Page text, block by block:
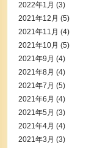
2022年1月 (3)
2021年12月 (5)
2021年11月 (4)
2021年10月 (5)
2021年9月 (4)
2021年8月 (4)
2021年7月 (5)
2021年6月 (4)
2021年5月 (3)
2021年4月 (4)
2021年3月 (3)